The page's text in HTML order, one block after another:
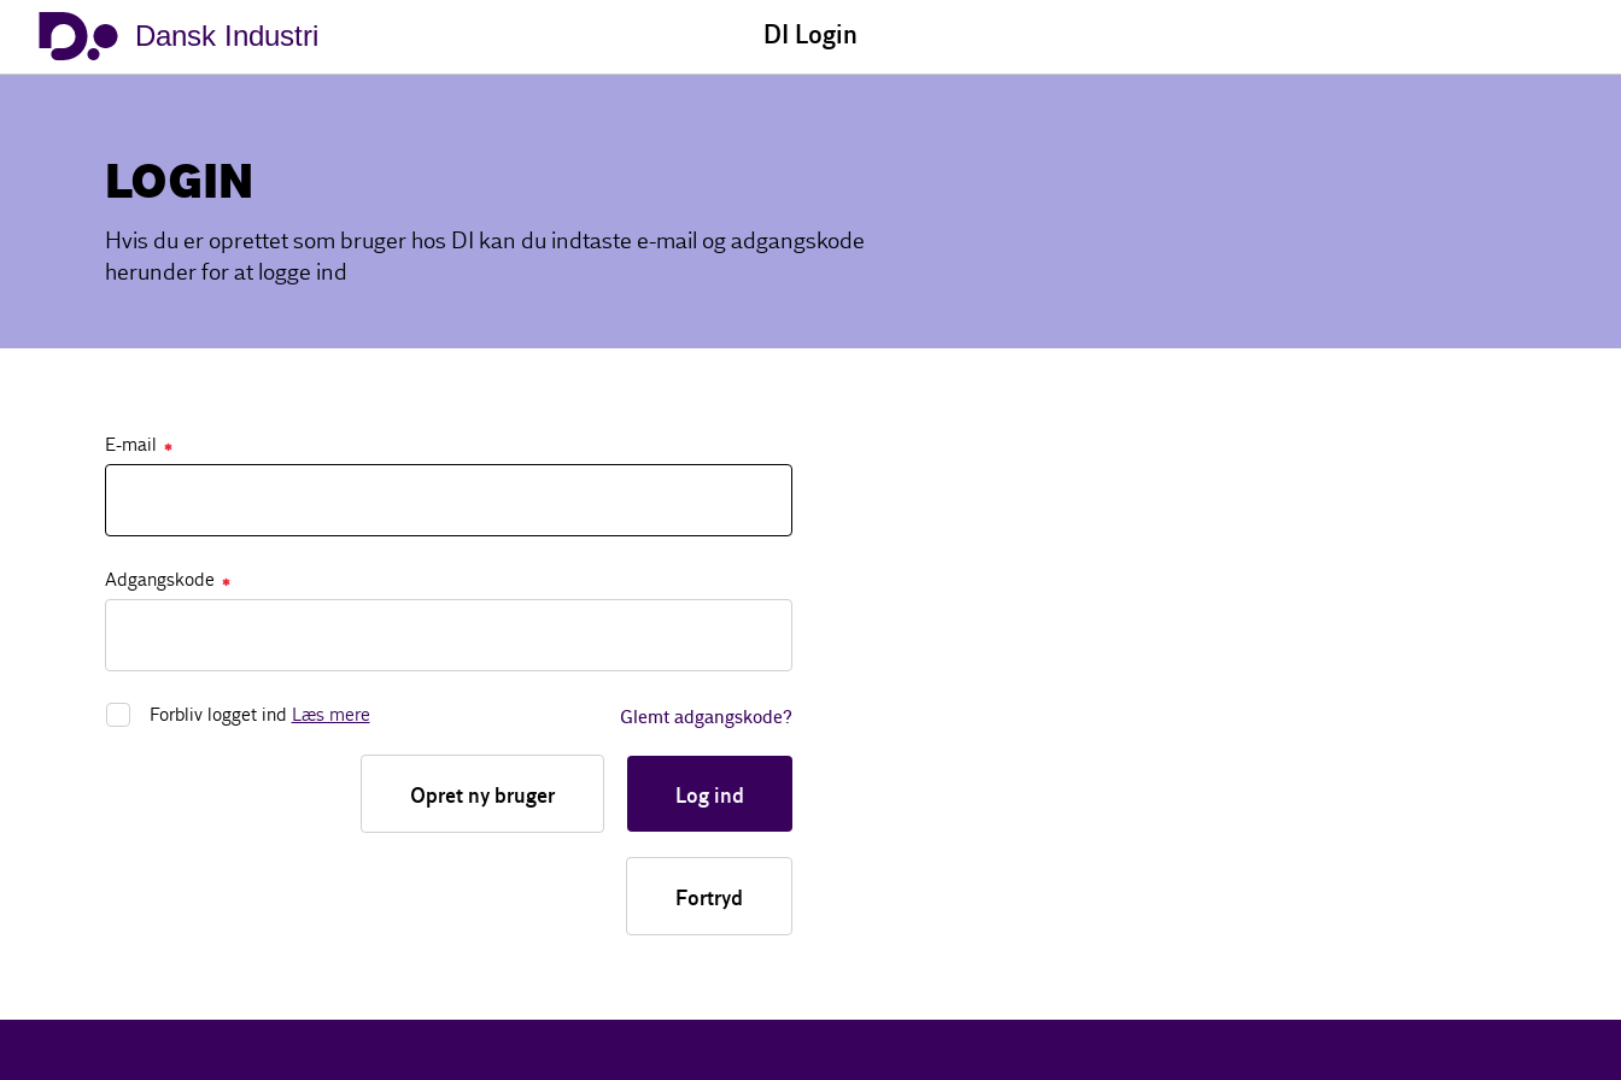
Dansk Industri DI Login
LOGIN
Hvis du er oprettet som bruger hos DI kan du indtaste e-mail og adgangskode
herunder for at logge ind
E-mail ✱
Adgangskode ✱
Forbliv logget ind Læs mere Glemt adgangskode?
Opret ny bruger Log ind
Fortryd